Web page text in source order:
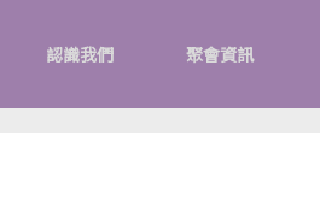
認識我們 聚會資訊